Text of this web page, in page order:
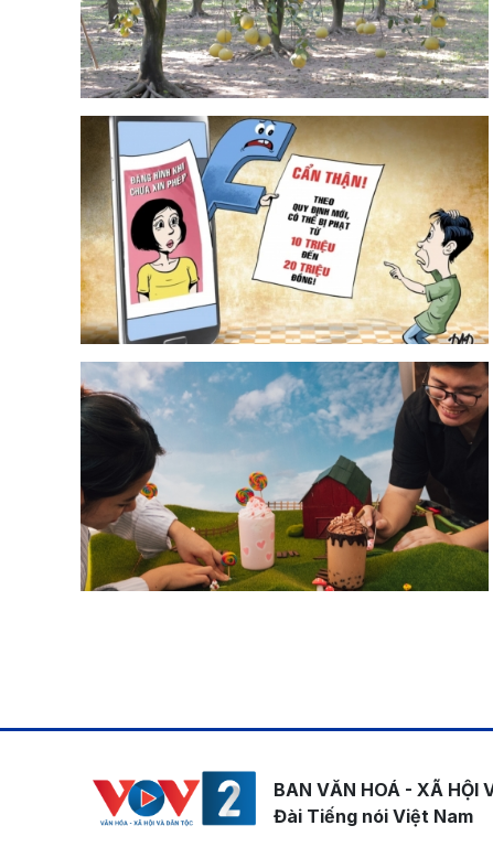
BAN VĂN HOÁ - XÃ HỘI
Đài Tiếng nói Việt Nam